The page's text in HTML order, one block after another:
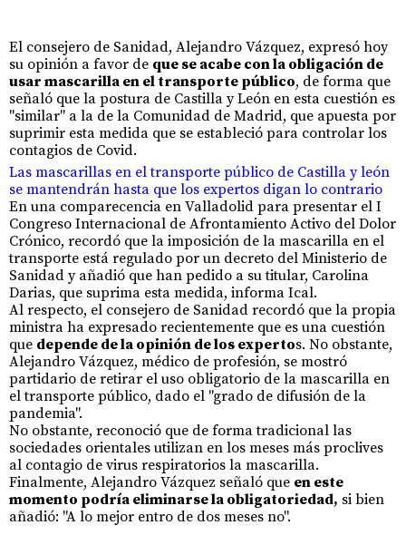
El consejero de Sanidad, Alejandro Vázquez, expresó hoy
su opinión a favor de que se acabe con la obligación de
usar mascarilla en el transporte público, de forma que
señaló que la postura de Castilla y León en esta cuestión es
"similar" a la de la Comunidad de Madrid, que apuesta por
suprimir esta medida que se estableció para controlar los
contagios de Covid.
Las mascarillas en el transporte público de Castilla y león
se mantendrán hasta que los expertos digan lo contrario
En una comparecencia en Valladolid para presentar el I
Congreso Internacional de Afrontamiento Activo del Dolor
Crónico, recordó que la imposición de la mascarilla en el
transporte está regulado por un decreto del Ministerio de
Sanidad y añadió que han pedido a su titular, Carolina
Darias, que suprima esta medida, informa Ical.
Al respecto, el consejero de Sanidad recordó que la propia
ministra ha expresado recientemente que es una cuestión
que depende de la opinión de los expertos. No obstante,
Alejandro Vázquez, médico de profesión, se mostró
partidario de retirar el uso obligatorio de la mascarilla en
el transporte público, dado el "grado de difusión de la
pandemia".
No obstante, reconoció que de forma tradicional las
sociedades orientales utilizan en los meses más proclives
al contagio de virus respiratorios la mascarilla.
Finalmente, Alejandro Vázquez señaló que en este
momento podría eliminarse la obligatoriedad, si bien
añadió: "A lo mejor entro de dos meses no".